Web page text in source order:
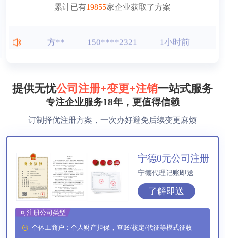
累计已有19855家企业获取了方案
王** 150****2321 1小时前
方** 150****2321 1小时前
方** 150****2321 1小时前
1小时前
方** 150****2321 1小时前
李** 1小时前
方** 150****7886 1小时前
提供无忧公司注册+变更+注销一站式服务
专注企业服务18年，更值得信赖
订制择优注册方案，一次办好避免后续变更麻烦
宁德0元公司注册
宁德代理记账即送
了解即送
可注册公司类型
个体工商户：个人财产担保，查账/核定/代征等模式征收